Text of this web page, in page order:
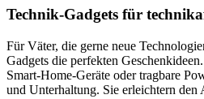
Technik-Gadgets für
Für Väter, die gerne neue
Gadgets die perfekten
Smart-Home-Geräte oder tragbare
und Unterhaltung. Sie erleichtern den